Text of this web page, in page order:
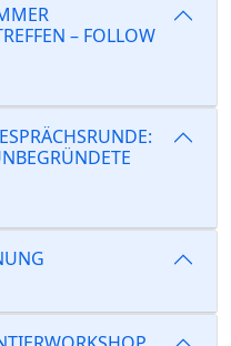
– FOLLOW